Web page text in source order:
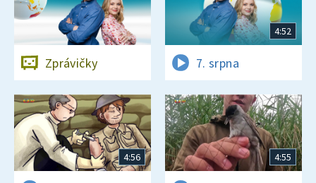
Zprávičky
4:52
7. srpna
4:56 4:55